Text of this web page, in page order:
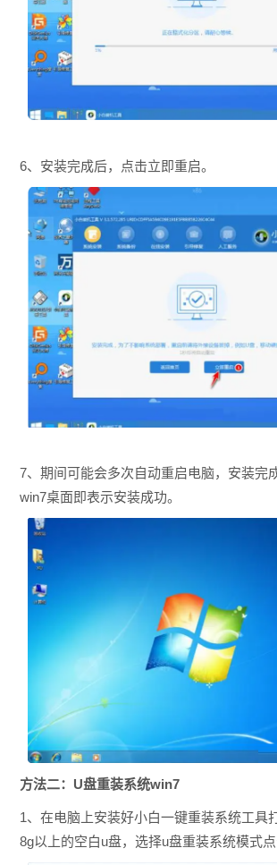
6、安装完成后，点击立即重启。
7、期间可能会多次自动重启电脑，安装完
win7桌面即表示安装成功。
方法二： U盘重装系统win7
1、在电脑上安装好小白一键重装系统工具
8g以上的空白u盘，选择u盘重装系统模式点